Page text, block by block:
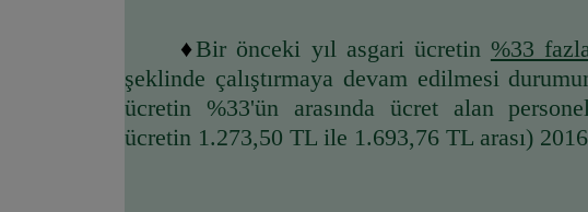
♦Bir önceki yıl asgari ücretin %33
şeklinde çalıştırmaya devam edilmesi
ücretin %33'ün arasında ücret alan
ücretin 1.273,50 TL ile 1.693,76 TL arası)